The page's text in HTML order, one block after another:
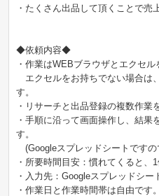
・たくさん出品して頂くことで売
◆依頼内容◆
・作業はWEBブラウザとエクセル
エクセルをお持ちでない場合は
す。
・リサーチと出品登録の複数作業
・手順に沿って画面操作し、結果
す。
(Googleスプレッドシートです
・所要時間目安：慣れてくると、
・入力先：Googleスプレッドシー
・作業日と作業時間帯は自由です。